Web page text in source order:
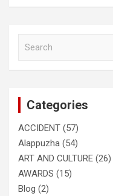
Categories
ACCIDENT (57)
Alappuzha (54)
ART AND CULTURE (26)
AWARDS (15)
Blog (2)